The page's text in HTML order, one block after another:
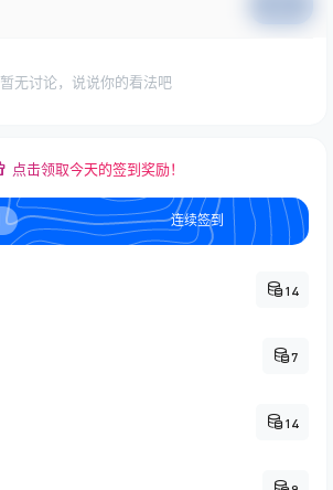
暂无讨论，说说你的看法吧
点击领取今天的签到奖励！
连续签到
14
7
14